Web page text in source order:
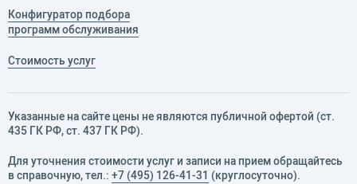
Конфигуратор подбора
программ обслуживания
Стоимость услуг
Указанные на сайте цены не являются публичной офертой (ст.
435 ГК РФ, cт. 437 ГК РФ).
Для уточнения стоимости услуг и записи на прием обращайтесь
в справочную, тел.: +7 (495) 126-41-31 (круглосуточно).